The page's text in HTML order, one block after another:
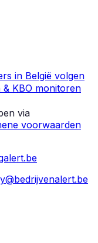
in België volgen
& KBO monitoren
via
voorwaarden